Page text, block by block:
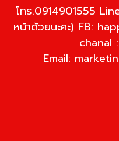
โทร.0914901555
หน้าด้วยนะคะ) FB:
chanal
Email: